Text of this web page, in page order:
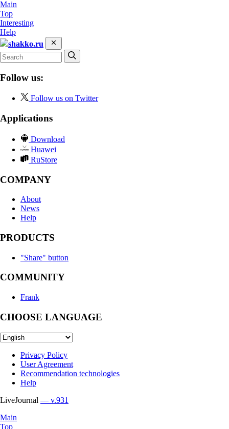
Main
Top
Interesting
Help
shakko.ru
Follow us:
Follow us on Twitter
Applications
Download
Huawei
RuStore
COMPANY
About
News
Help
PRODUCTS
"Share" button
COMMUNITY
Frank
CHOOSE LANGUAGE
Privacy Policy
User Agreement
Recommendation technologies
Help
LiveJournal — v.931
Main
Top